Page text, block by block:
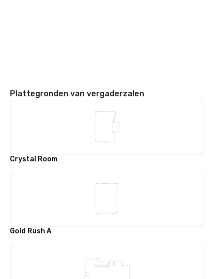
Plattegronden van vergaderzalen
Crystal Room
Gold Rush A